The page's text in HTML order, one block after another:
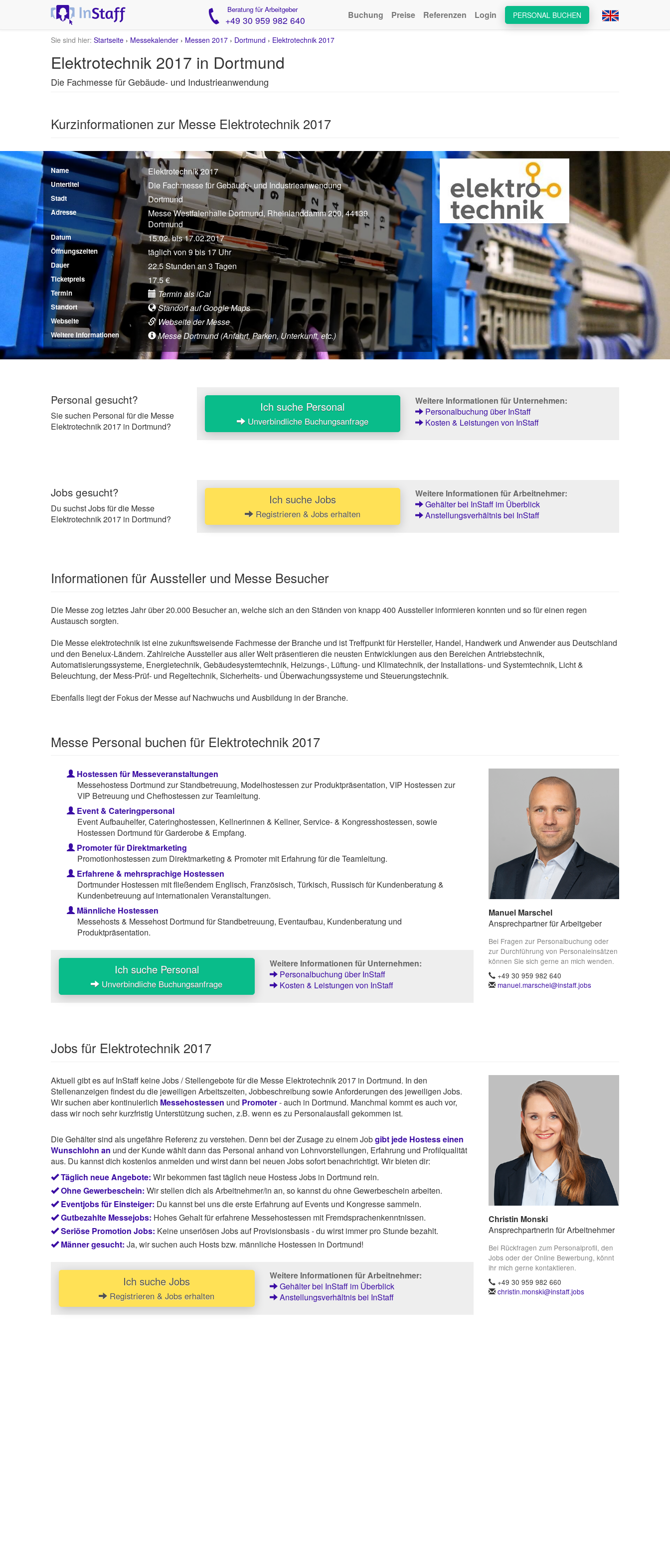
Beratung für Arbeitgeber
+49 30 959 982 640 PERSONAL BUCHEN
Buchung Preise Referenzen Login
Sie sind hier: Startseite › Messekalender › Messen 2017 › Dortmund › Elektrotechnik 2017
Elektrotechnik 2017 in Dortmund
Die Fachmesse für Gebäude- und Industrieanwendung
Kurzinformationen zur Messe Elektrotechnik 2017
Name Elektrotechnik 2017
Untertitel Die Fachmesse für Gebäude- und Industrieanwendung
Stadt Dortmund
Adresse
Messe Westfalenhalle Dortmund, Rheinlanddamm 200, 44139
Dortmund
Datum 15.02. bis 17.02.2017
Öffnungszeiten täglich von 9 bis 17 Uhr
Dauer 22.5 Stunden an 3 Tagen
Ticketpreis 17.5 €
Termin Termin als iCal
Standort Standort auf Google Maps
Webseite Webseite der Messe
Weitere Informationen Messe Dortmund (Anfahrt, Parken, Unterkunft, etc.)
Personal gesucht?
Sie suchen Personal für die Messe
Elektrotechnik 2017 in Dortmund?
Ich suche Personal
Unverbindliche Buchungsanfrage
Weitere Informationen für Unternehmen:
Personalbuchung über InStaff
Kosten & Leistungen von InStaff
Jobs gesucht?
Du suchst Jobs für die Messe
Elektrotechnik 2017 in Dortmund?
Ich suche Jobs
Registrieren & Jobs erhalten
Weitere Informationen für Arbeitnehmer:
Gehälter bei InStaff im Überblick
Anstellungsverhältnis bei InStaff
Informationen für Aussteller und Messe Besucher
Die Messe zog letztes Jahr über 20.000 Besucher an, welche sich an den Ständen von knapp 400 Aussteller informieren konnten und so für einen regen
Austausch sorgten.
Die Messe elektrotechnik ist eine zukunftsweisende Fachmesse der Branche und ist Treffpunkt für Hersteller, Handel, Handwerk und Anwender aus Deutschland
und den Benelux-Ländern. Zahlreiche Aussteller aus aller Welt präsentieren die neusten Entwicklungen aus den Bereichen Antriebstechnik,
Automatisierungssysteme, Energietechnik, Gebäudesystemtechnik, Heizungs-, Lüftung- und Klimatechnik, der Installations- und Systemtechnik, Licht &
Beleuchtung, der Mess-Prüf- und Regeltechnik, Sicherheits- und Überwachungssysteme und Steuerungstechnik.
Ebenfalls liegt der Fokus der Messe auf Nachwuchs und Ausbildung in der Branche.
Messe Personal buchen für Elektrotechnik 2017
Hostessen für Messeveranstaltungen
Messehostess Dortmund zur Standbetreuung, Modelhostessen zur Produktpräsentation, VIP Hostessen zur
VIP Betreuung und Chefhostessen zur Teamleitung.
Event & Cateringpersonal
Event Aufbauhelfer, Cateringhostessen, Kellnerinnen & Kellner, Service- & Kongresshostessen, sowie
Hostessen Dortmund für Garderobe & Empfang.
Promoter für Direktmarketing
Promotionhostessen zum Direktmarketing & Promoter mit Erfahrung für die Teamleitung.
Erfahrene & mehrsprachige Hostessen
Dortmunder Hostessen mit fließendem Englisch, Französisch, Türkisch, Russisch für Kundenberatung &
Kundenbetreuung auf internationalen Veranstaltungen.
Männliche Hostessen
Messehosts & Messehost Dortmund für Standbetreuung, Eventaufbau, Kundenberatung und
Produktpräsentation.
Ich suche Personal
Unverbindliche Buchungsanfrage
Weitere Informationen für Unternehmen:
Personalbuchung über InStaff
Kosten & Leistungen von InStaff
Manuel Marschel
Ansprechpartner für Arbeitgeber
Bei Fragen zur Personalbuchung oder
zur Durchführung von Personaleinsätzen
können Sie sich gerne an mich wenden.
+49 30 959 982 640
manuel.marschel@instaff.jobs
Jobs für Elektrotechnik 2017
Aktuell gibt es auf InStaff keine Jobs / Stellengebote für die Messe Elektrotechnik 2017 in Dortmund. In den
Stellenanzeigen findest du die jeweiligen Arbeitszeiten, Jobbeschreibung sowie Anforderungen des jeweiligen Jobs.
Wir suchen aber kontinuierlich Messehostessen und Promoter- auch in Dortmund. Manchmal kommt es auch vor,
dass wir noch sehr kurzfristig Unterstützung suchen, z.B. wenn es zu Personalausfall gekommen ist.
Die Gehälter sind als ungefähre Referenz zu verstehen. Denn bei der Zusage zu einem Jobgibt jede Hostess einen
Wunschlohn an und der Kunde wählt dann das Personal anhand von Lohnvorstellungen, Erfahrung und Profilqualität
aus. Du kannst dich kostenlos anmelden und wirst dann bei neuen Jobs sofort benachrichtigt. Wir bieten dir:
Täglich neue Angebote: Wir bekommen fast täglich neue Hostess Jobs in Dortmund rein.
Ohne Gewerbeschein: Wir stellen dich als Arbeitnehmer/in an, so kannst du ohne Gewerbeschein arbeiten.
Eventjobs für Einsteiger: Du kannst bei uns die erste Erfahrung auf Events und Kongresse sammeln.
Gutbezahlte Messejobs: Hohes Gehalt für erfahrene Messehostessen mit Fremdsprachenkenntnissen.
Seriöse Promotion Jobs: Keine unseriösen Jobs auf Provisionsbasis - du wirst immer pro Stunde bezahlt.
Männer gesucht: Ja, wir suchen auch Hosts bzw. männliche Hostessen in Dortmund!
Ich suche Jobs
Registrieren & Jobs erhalten
Weitere Informationen für Arbeitnehmer:
Gehälter bei InStaff im Überblick
Anstellungsverhältnis bei InStaff
Christin Monski
Ansprechpartnerin für Arbeitnehmer
Bei Rückfragen zum Personalprofil, den
Jobs oder der Online Bewerbung, könnt
ihr mich gerne kontaktieren.
+49 30 959 982 660
christin.monski@instaff.jobs